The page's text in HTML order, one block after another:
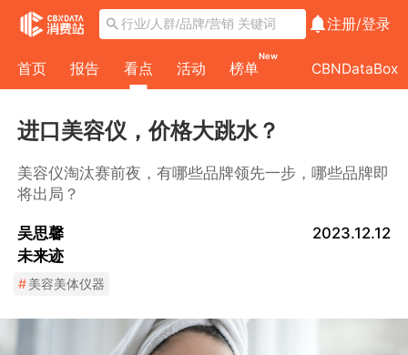
注册/登录
首页 报告 看点 活动 榜单
New
CBNDataBox
进口美容仪，价格大跳水？
美容仪淘汰赛前夜，有哪些品牌领先一步，哪些品牌即
将出局？
吴思馨
未来迹
2023.12.12
#美容美体仪器